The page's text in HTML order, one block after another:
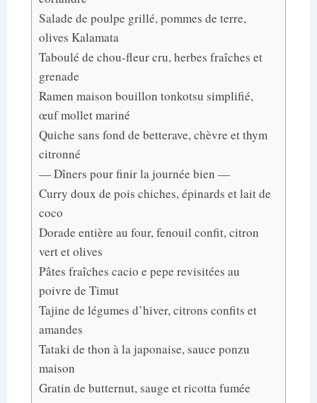
Salade de poulpe grillé, pommes de terre,
olives Kalamata
Taboulé de chou-fleur cru, herbes fraîches et
grenade
Ramen maison bouillon tonkotsu simplifié,
œuf mollet mariné
Quiche sans fond de betterave, chèvre et thym
citronné
— Dîners pour finir la journée bien —
Curry doux de pois chiches, épinards et lait de
coco
Dorade entière au four, fenouil confit, citron
vert et olives
Pâtes fraîches cacio e pepe revisitées au
poivre de Timut
Tajine de légumes d’hiver, citrons confits et
amandes
Tataki de thon à la japonaise, sauce ponzu
maison
Gratin de butternut, sauge et ricotta fumée